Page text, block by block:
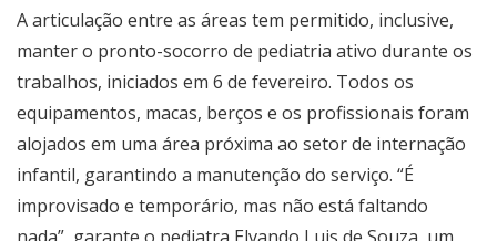
A articulação entre as áreas tem permitido, inclusive,
manter o pronto-socorro de pediatria ativo durante os
trabalhos, iniciados em 6 de fevereiro. Todos os
equipamentos, macas, berços e os profissionais foram
alojados em uma área próxima ao setor de internação
infantil, garantindo a manutenção do serviço. “É
improvisado e temporário, mas não está faltando